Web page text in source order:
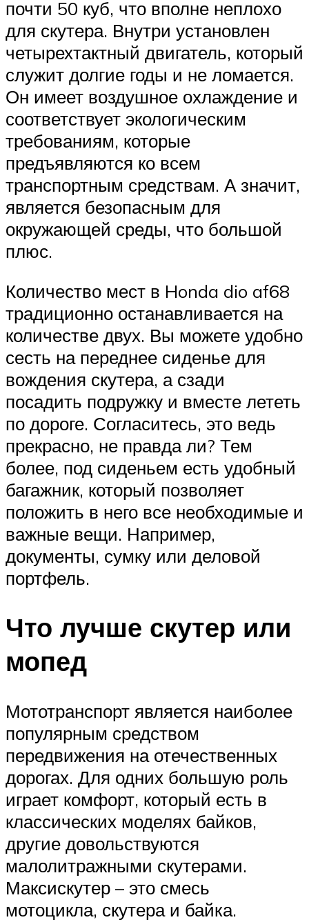
почти 50 куб, что вполне неплохо
для скутера. Внутри установлен
четырехтактный двигатель, который
служит долгие годы и не ломается.
Он имеет воздушное охлаждение и
соответствует экологическим
требованиям, которые
предъявляются ко всем
транспортным средствам. А значит,
является безопасным для
окружающей среды, что большой
плюс.
Количество мест в Honda dio af68
традиционно останавливается на
количестве двух. Вы можете удобно
сесть на переднее сиденье для
вождения скутера, а сзади
посадить подружку и вместе лететь
по дороге. Согласитесь, это ведь
прекрасно, не правда ли? Тем
более, под сиденьем есть удобный
багажник, который позволяет
положить в него все необходимые и
важные вещи. Например,
документы, сумку или деловой
портфель.
Что лучше скутер или
мопед
Мототранспорт является наиболее
популярным средством
передвижения на отечественных
дорогах. Для одних большую роль
играет комфорт, который есть в
классических моделях байков,
другие довольствуются
малолитражными скутерами.
Максискутер – это смесь
мотоцикла, скутера и байка.